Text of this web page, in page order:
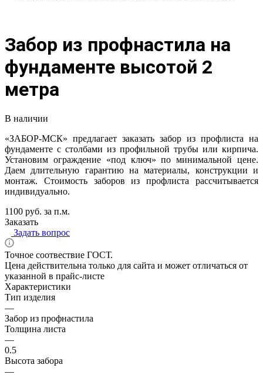
Забор из профнастила на
фундаменте высотой 2
метра
В наличии
«ЗАБОР-МСК» предлагает заказать забор из профлиста на
фундаменте с столбами из профильной трубы или кирпича.
Установим ограждение «под ключ» по минимальной цене.
Даем длительную гарантию на материалы, конструкции и
монтаж. Стоимость заборов из профлиста рассчитывается
индивидуально.
1100 руб. за п.м.
Заказать
Задать вопрос
Точное соотвествие ГОСТ.
Цена действительна только для сайта и может отличаться от
указанной в прайс-листе
Характеристики
Тип изделия
—
Забор из профнастила
Толщина листа
—
0.5
Высота забора
—